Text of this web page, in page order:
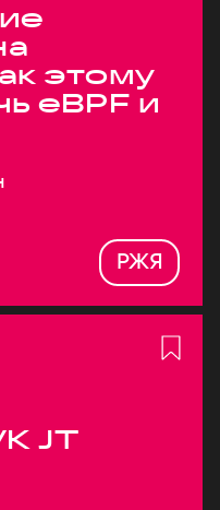
этому
eBPF и
РЖЯ
JT